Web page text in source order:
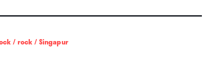
/rock /Singapur